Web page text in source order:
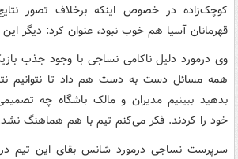
کوچک‌زاده در خصوص اینکه برخلاف تصور
قهرمانان آسیا هم خوب نبود، عنوان کرد: دیگر این
وی درمورد دلیل ناکامی نساجی با وجود جذب
همه مسائل دست به دست هم داد تا نتوانیم
بدهید ببینیم مدیران و مالک باشگاه چه
خود را کردند. فکر می‌کنم تیم با هم هماهنگ
سرپرست نساجی درمورد شانس بقای این تیم